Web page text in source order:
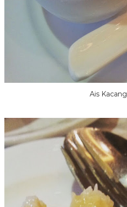
Ais Kacang